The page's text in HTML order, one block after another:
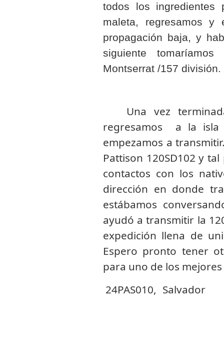
todos los ingredientes
maleta, regresamos y
propagación baja, y
siguiente
Montserrat /157 división.
Una vez
regresamos a la
empezamos a
Pattison 120SD102 y
contactos con los
dirección en donde
estábamos
ayudó a transmitir la
expedición llena de
Espero pronto tener
para uno de los
24PAS010, Salvador